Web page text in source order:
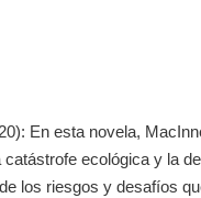
En esta novela,
ecológica y la
los riesgos y desafíos